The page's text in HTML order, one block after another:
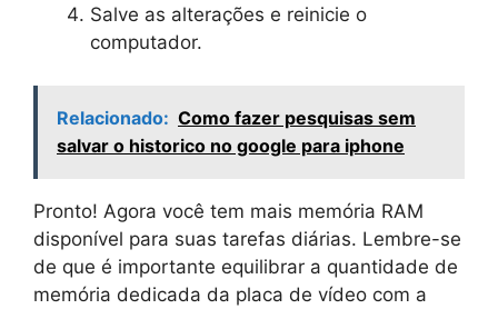
Salve as alterações e reinicie o
computador.
Relacionado: Como fazer pesquisas sem
salvar o historico no google para iphone
Pronto! Agora você tem mais memória RAM
disponível para suas tarefas diárias. Lembre-se
de que é importante equilibrar a quantidade de
memória dedicada da placa de vídeo com a